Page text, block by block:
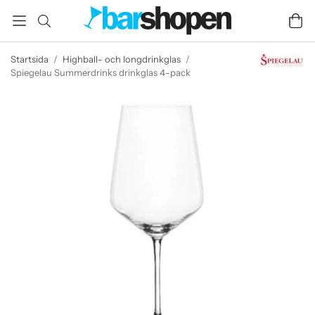
Startsida / Highball- och longdrinkglas /
Spiegelau Summerdrinks drinkglas 4-pack